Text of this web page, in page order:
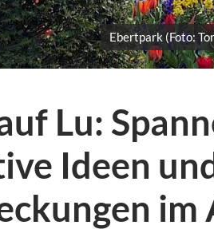
Ebertpark (Foto:
Lu:
Ideen
im